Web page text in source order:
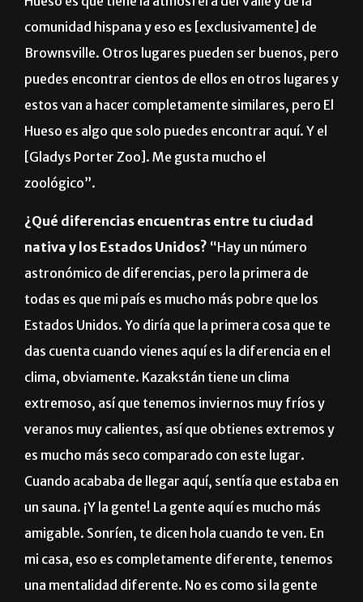
comunidad hispana y eso es [exclusivamente] de
Brownsville. Otros lugares pueden ser buenos, pero
puedes encontrar cientos de ellos en otros lugares y
estos van a hacer completamente similares, pero El
Hueso es algo que solo puedes encontrar aquí. Y el
[Gladys Porter Zoo]. Me gusta mucho el
zoológico”.
¿Qué diferencias encuentras entre tu ciudad
nativa y los Estados Unidos? “Hay un número
astronómico de diferencias, pero la primera de
todas es que mi país es mucho más pobre que los
Estados Unidos. Yo diría que la primera cosa que te
das cuenta cuando vienes aquí es la diferencia en el
clima, obviamente. Kazakstán tiene un clima
extremoso, así que tenemos inviernos muy fríos y
veranos muy calientes, así que obtienes extremos y
es mucho más seco comparado con este lugar.
Cuando acababa de llegar aquí, sentía que estaba en
un sauna. ¡Y la gente! La gente aquí es mucho más
amigable. Sonríen, te dicen hola cuando te ven. En
mi casa, eso es completamente diferente, tenemos
una mentalidad diferente. No es como si la gente